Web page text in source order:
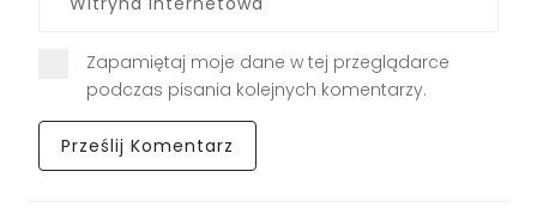
Zapamiętaj moje dane w tej przeglądarce
podczas pisania kolejnych komentarzy.